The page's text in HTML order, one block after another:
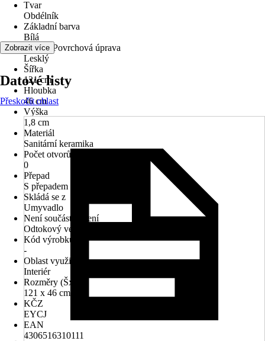
Tvar
Obdélník
Základní barva
Bílá
Povrch/Povrchová úprava
Lesklý
Šířka
121 cm
Hloubka
46 cm
Výška
1,8 cm
Materiál
Sanitární keramika
Počet otvorů na kohout
0
Přepad
S přepadem
Skládá se z
Umyvadlo
Není součástí balení
Odtokový ventil
Kód výrobku
-
Oblast využití
Interiér
Rozměry (ŠxH)
121 x 46 cm
KČZ
EYCJ
EAN
4306516310111
Zobrazit více
Datové listy
Přeskočit oblast